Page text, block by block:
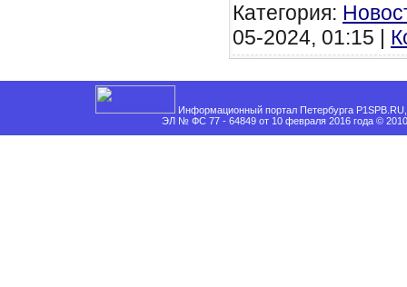
Категория:
05-2024, 01:15 |
Информационный портал Петербурга
ЭЛ № ФС 77 - 64849 от 10 февраля 2016 года ©